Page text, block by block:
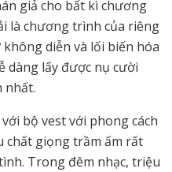
giả cho bất kì chương
là chương trình của riêng
diễn và lối biến hóa
dàng lấy được nụ cười
nhất.
bộ vest với phong cách
chất giọng trầm ấm rất
Trong đêm nhạc, triệu